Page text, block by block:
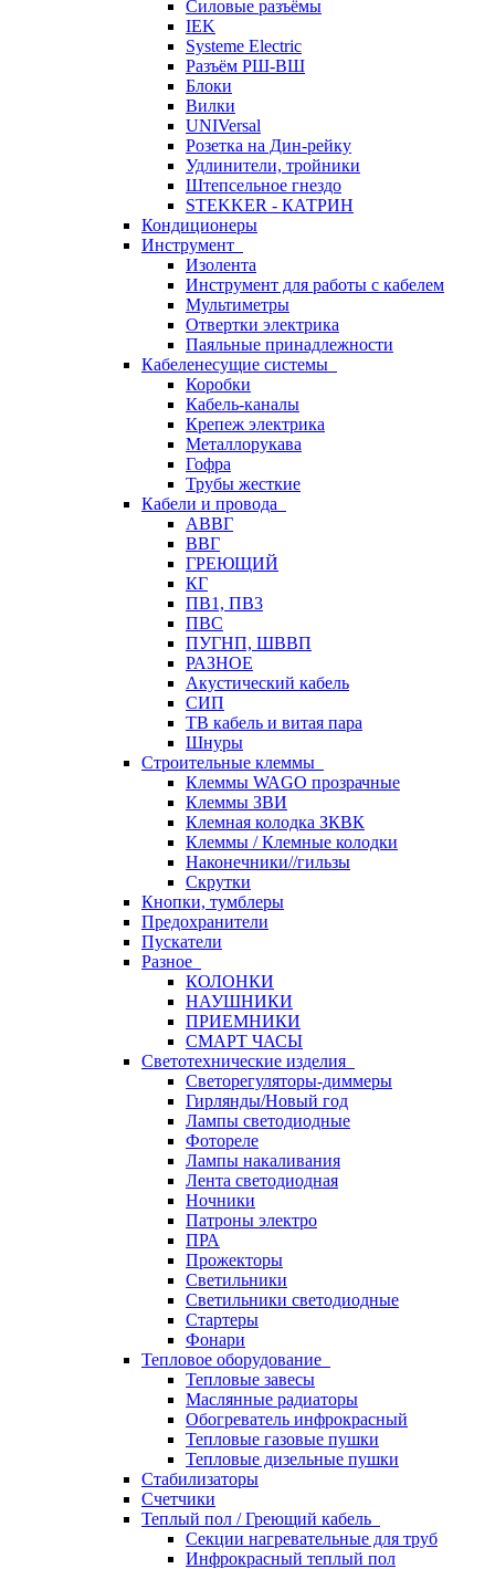
Силовые разъёмы
IEK
Systeme Electric
Разъём РШ-ВШ
Блоки
Вилки
UNIVersal
Розетка на Дин-рейку
Удлинители, тройники
Штепсельное гнездо
STEKKER - КАТРИН
Кондиционеры
Инструмент
Изолента
Инструмент для работы с кабелем
Мультиметры
Отвертки электрика
Паяльные принадлежности
Кабеленесущие системы
Коробки
Кабель-каналы
Крепеж электрика
Металлорукава
Гофра
Трубы жесткие
Кабели и провода
АВВГ
ВВГ
ГРЕЮЩИЙ
КГ
ПВ1, ПВ3
ПВС
ПУГНП, ШВВП
РАЗНОЕ
Акустический кабель
СИП
ТВ кабель и витая пара
Шнуры
Строительные клеммы
Клеммы WAGO прозрачные
Клеммы ЗВИ
Клемная колодка ЗКВК
Клеммы / Клемные колодки
Наконечники//гильзы
Скрутки
Кнопки, тумблеры
Предохранители
Пускатели
Разное
КОЛОНКИ
НАУШНИКИ
ПРИЕМНИКИ
СМАРТ ЧАСЫ
Светотехнические изделия
Светорегуляторы-диммеры
Гирлянды/Новый год
Лампы светодиодные
Фотореле
Лампы накаливания
Лента светодиодная
Ночники
Патроны электро
ПРА
Прожекторы
Светильники
Светильники светодиодные
Стартеры
Фонари
Тепловое оборудование
Тепловые завесы
Маслянные радиаторы
Обогреватель инфрокрасный
Тепловые газовые пушки
Тепловые дизельные пушки
Стабилизаторы
Счетчики
Теплый пол / Греющий кабель
Секции нагревательные для труб
Инфрокрасный теплый пол